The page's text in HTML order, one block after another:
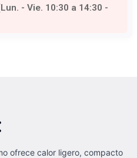
Lun. - Vie. 10:30 a 14:30 -
ofrece calor ligero, compacto